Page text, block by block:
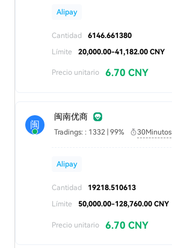
Alipay
Cantidad
6146.661380
Límite
20,000.00-41,182.00 CNY
Precio unitario 6.70 CNY
闽
闽南优商
Tradings: : 1332 | 99% 30Minutos
Alipay
Cantidad
19218.510613
Límite
50,000.00-128,760.00 CNY
Precio unitario 6.70 CNY